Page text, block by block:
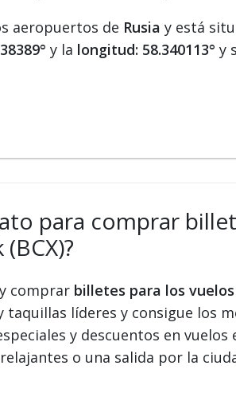
aeropuertos de Rusia y está
y la longitud: 58.340113° y
para comprar
comprar billetes para los
taquillas líderes y consigue los
y descuentos en
o una salida por la